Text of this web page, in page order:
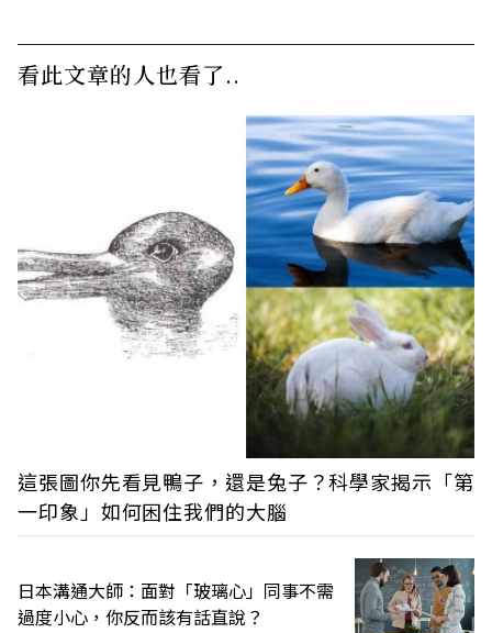
看此文章的人也看了..
這張圖你先看見鴨子，還是兔子？科學家揭示「第
一印象」如何困住我們的大腦
日本溝通大師：面對「玻璃心」同事不需
過度小心，你反而該有話直說？